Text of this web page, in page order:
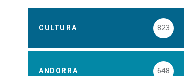
CULTURA 823
ANDORRA 648